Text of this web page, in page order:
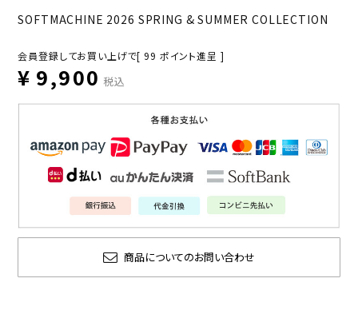
SOFTMACHINE 2026 SPRING & SUMMER COLLECTION
会員登録してお買い上げで[ 99 ポイント進呈 ]
¥ 9,900 税込
商品についてのお問い合わせ